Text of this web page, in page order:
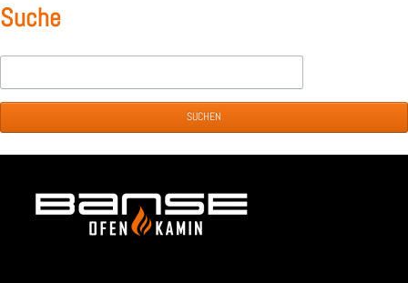
Suche
Suchbegriffe
SUCHEN